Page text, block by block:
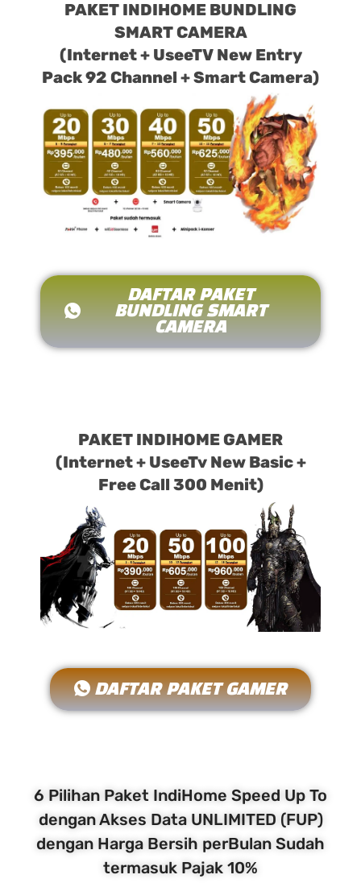
PAKET INDIHOME BUNDLING
SMART CAMERA
(Internet + UseeTV New Entry
Pack 92 Channel + Smart Camera)
DAFTAR PAKET
BUNDLING SMART
CAMERA
PAKET INDIHOME GAMER
(Internet + UseeTv New Basic +
Free Call 300 Menit)
DAFTAR PAKET GAMER
6 Pilihan Paket IndiHome Speed Up To
dengan Akses Data UNLIMITED (FUP)
dengan Harga Bersih perBulan Sudah
termasuk Pajak 10%